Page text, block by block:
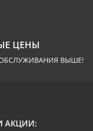
ЦЕНЫ
ВЫШЕ!
АКЦИИ: